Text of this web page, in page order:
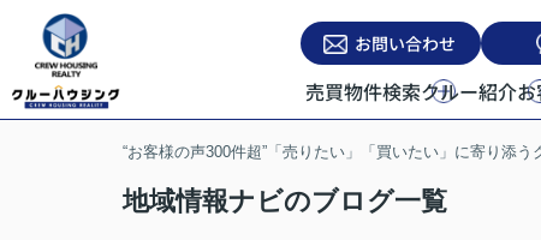
お問い合わせ
売買物件検索クルー紹介お
“お客様の声300件超”「売りたい」「買いたい」に寄り添
地域情報ナビのブログ一覧